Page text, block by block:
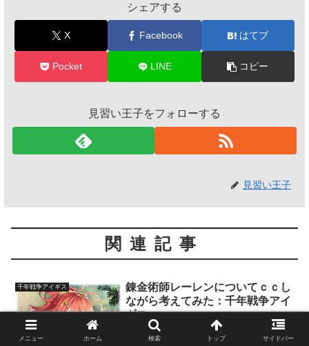
シェアする
X Facebook はてブ
Pocket LINE コピー
見習い王子をフォローする
見習い王子
関連記事
千年戦争アイギス
錬金術師レーレンについてｃｃし
ながら考えてみた：千年戦争アイ
ギス
メニュー ホーム 検索 トップ サイドバー